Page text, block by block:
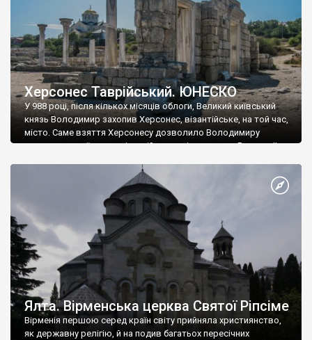
Херсонес Таврійський. ЮНЕСКО
У 988 році, після кількох місяців облоги, Великий київський
князь Володимир захопив Херсонес, візантійське, на той час,
місто. Саме взяття Херсонесу дозволило Володимиру
диктувати свої умови візантійському імператору Василю ІІ, та
Херсонесі Володимир-язичник, став Василем-християнином.
А потім було Хрещення Русі. На честь Херсонесу Таврійського
Ялта. Вірменська церква Святої Ріпсіме
Вірменія першою серед країн світу прийняла християнство,
як державну релігію, й на подив багатьох пересічних